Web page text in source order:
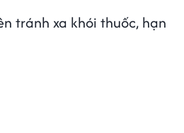
tránh xa khói thuốc, hạn